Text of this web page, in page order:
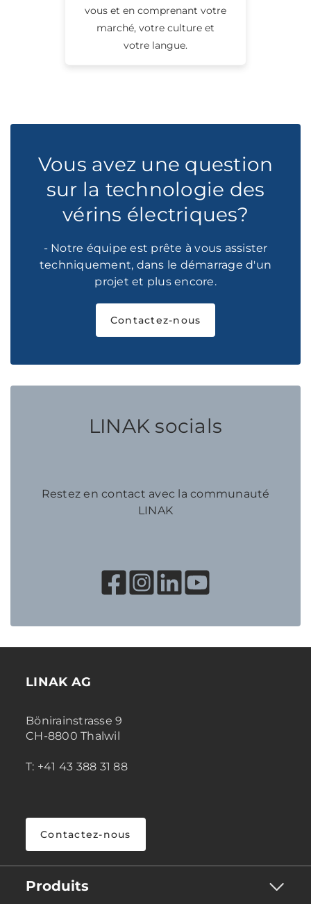
vous et en comprenant votre
marché, votre culture et
votre langue.
Vous avez une question
sur la technologie des
vérins électriques?
- Notre équipe est prête à vous assister
techniquement, dans le démarrage d'un
projet et plus encore.
Contactez-nous
LINAK socials
Restez en contact avec la communauté
LINAK
LINAK AG
Bönirainstrasse 9
CH-8800 Thalwil
T: +41 43 388 31 88
Contactez-nous
Produits